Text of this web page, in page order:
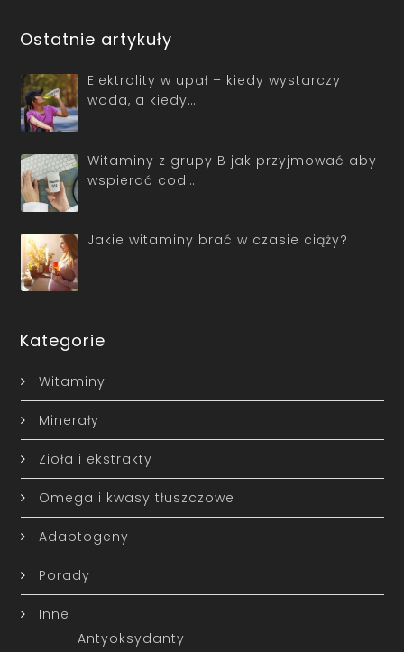
Ostatnie artykuły
Elektrolity w upał – kiedy wystarczy
woda, a kiedy…
Witaminy z grupy B jak przyjmować aby
wspierać cod…
Jakie witaminy brać w czasie ciąży?
Kategorie
Witaminy
Minerały
Zioła i ekstrakty
Omega i kwasy tłuszczowe
Adaptogeny
Porady
Inne
Antyoksydanty